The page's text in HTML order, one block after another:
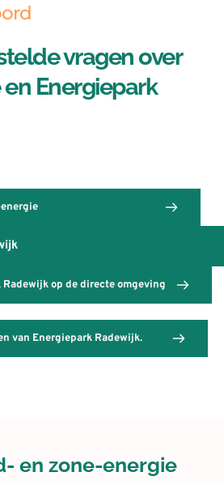
vragen over
Energiepark
zonne-energie
Radewijk
op de directe omgeving
van Energiepark Radewijk.
en zone-energie